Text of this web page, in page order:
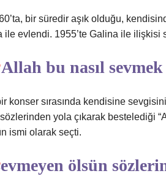
bir süredir aşık olduğu,
ile evlendi. 1955’te Galina ile ilişkisi
bu nasıl
konser sırasında kendisine
yola çıkarak bestelediği
ismi olarak seçti.
ölsün